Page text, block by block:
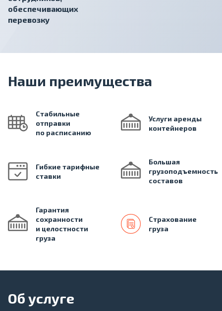
обеспечивающих
перевозку
Наши преимущества
Стабильные
отправки
по расписанию
Услуги аренды
контейнеров
Гибкие тарифные
ставки
Большая
грузоподъемность
составов
Гарантия
сохранности
и целостности
груза
Страхование
груза
Об услуге